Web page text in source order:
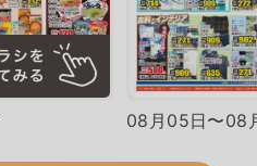
08月05日〜08